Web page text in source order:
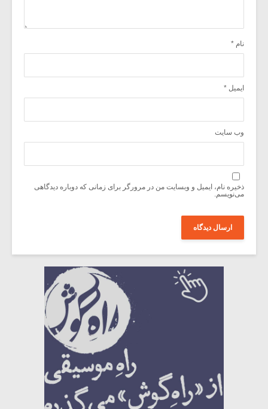
نام *
ایمیل *
وب‌ سایت
ذخیره نام، ایمیل و وبسایت من در مرورگر برای زمانی که دوباره دیدگاهی
می‌نویسم.